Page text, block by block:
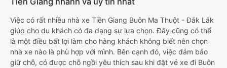
Việc có rất nhiều nhà xe Tiền Giang Buôn Ma Thuột - Đắk Lắk
giúp cho du khách có đa dạng sự lựa chọn. Đây cũng có thể
là một điều bất lợi làm cho hàng khách không biết nên chọn
nhà xe nào là phù hợp với mình. Bên cạnh đó, việc đảm bảo
giữ chỗ, có được chỗ ngồi yêu thích sau khi đặt vé xe đi Buôn